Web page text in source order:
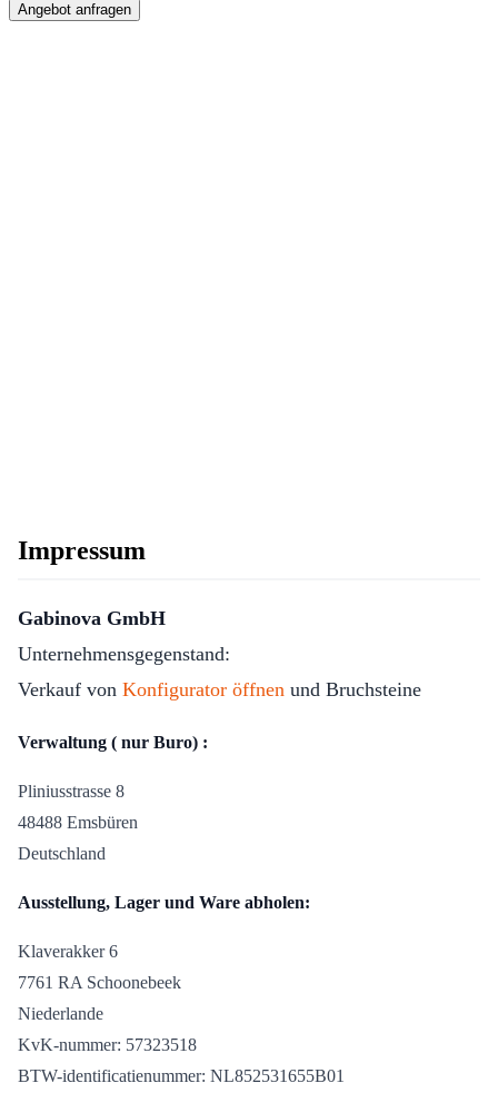
Angebot anfragen
Impressum
Gabinova GmbH
Unternehmensgegenstand:
Verkauf von Konfigurator öffnen und Bruchsteine
Verwaltung ( nur Buro) :
Pliniusstrasse 8
48488 Emsbüren
Deutschland
Ausstellung, Lager und Ware abholen:
Klaverakker 6
7761 RA Schoonebeek
Niederlande
KvK-nummer: 57323518
BTW-identificatienummer: NL852531655B01